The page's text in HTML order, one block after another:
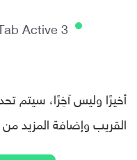
Active 3
أخيرًا وليس آخِرًا، سيتم
القريب وإضافة المزيد